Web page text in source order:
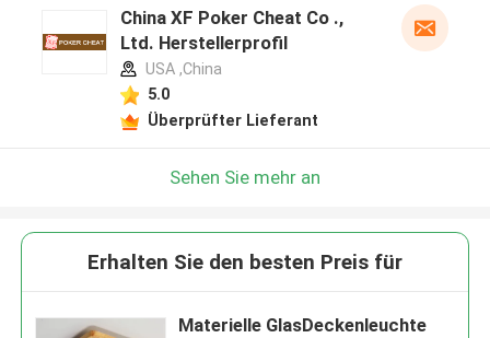
China XF Poker Cheat Co .,
Ltd. Herstellerprofil
USA ,China
5.0
Überprüfter Lieferant
Sehen Sie mehr an
Erhalten Sie den besten Preis für
Materielle GlasDeckenleuchte